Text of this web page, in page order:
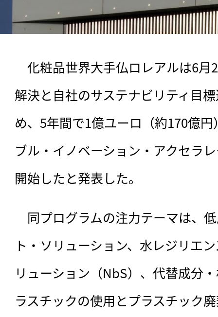
化粧品世界大手仏ロレアルは6月
解決と自社のサステナビリティ目
め、5年間で1億ユーロ（約170億
ブル・イノベーション・アクセラ
開始したと発表した。
同プログラムの注力テーマは、
ト・ソリューション、水レジリエ
リューション（NbS）、代替成分
ラスチックの使用とプラスチック